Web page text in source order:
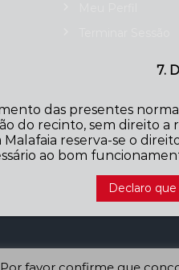
7.
das presentes
do recinto, sem direito a
Malafaia reserva-se o
ao bom
Declaro